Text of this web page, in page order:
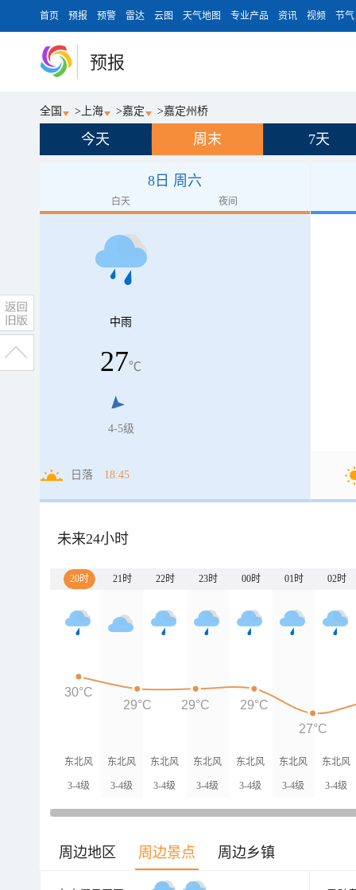
首页 预报 预警 雷达 云图 天气地图 专业产品 资讯 视频 节气
预报
全国 > 上海 >嘉定 >嘉定州桥
今天 周末 7天
8日 周六
白天 夜间
中雨
27℃
4-5级
日落 18:45
未来24小时
20时 21时 22时 23时 00时 01时 02时
东北风
3-4级
东北风
3-4级
东北风
3-4级
东北风
3-4级
东北风
3-4级
东北风
3-4级
东北风
3-4级
30°C
29°C 29°C 29°C
27°C
周边地区 周边景点 周边乡镇